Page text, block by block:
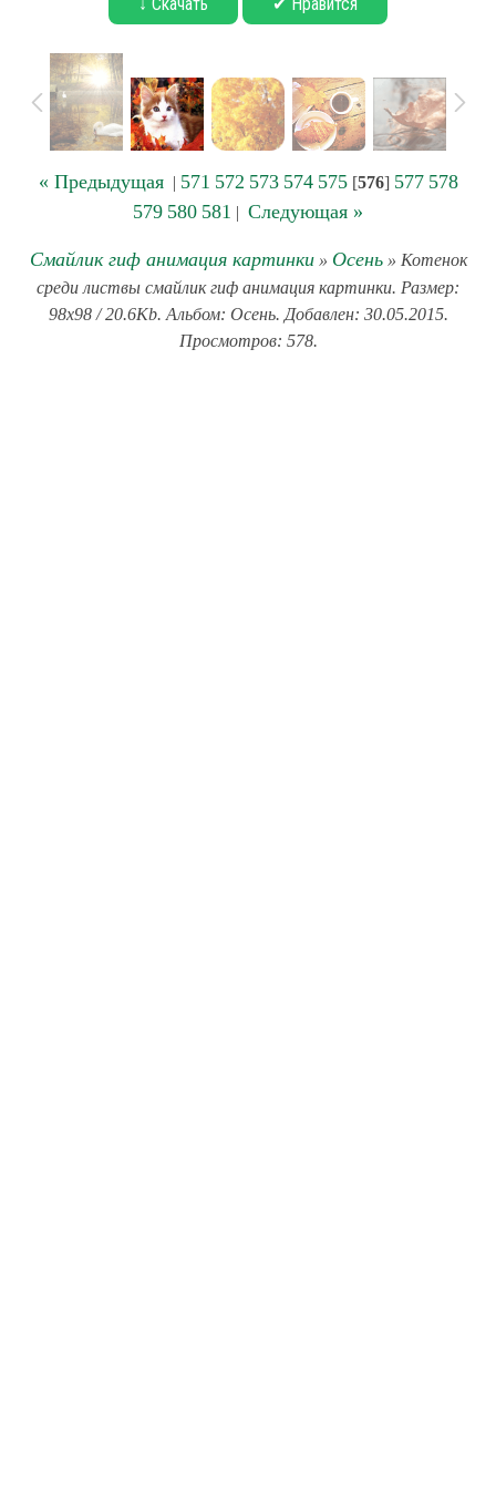
« Предыдущая| 571 572 573 574 575[576] 577 578
579 580 581 | Следующая »
Смайлик гиф анимация картинки» Осень» Котенок
среди листвы смайлик гиф анимация картинки. Размер:
98x98 / 20.6Kb. Альбом: Осень. Добавлен: 30.05.2015.
Просмотров: 578.